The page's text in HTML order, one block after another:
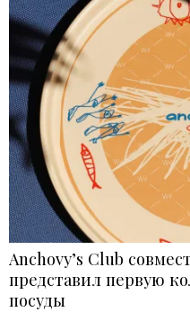
Anchovy’s Club
представил первую
посуды